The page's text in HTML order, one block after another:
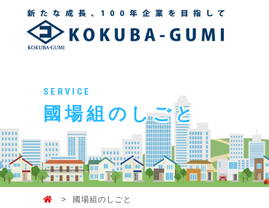
SERVICE
國場組のしごと
國場組のしごと